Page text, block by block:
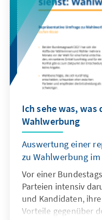
analysiert.
Ich sehe was, was
Wahlwerbung
Auswertung einer
zu Wahlwerbung
Vor einer
Parteien intensiv
und Kandidaten,
Vorteile gegenüber